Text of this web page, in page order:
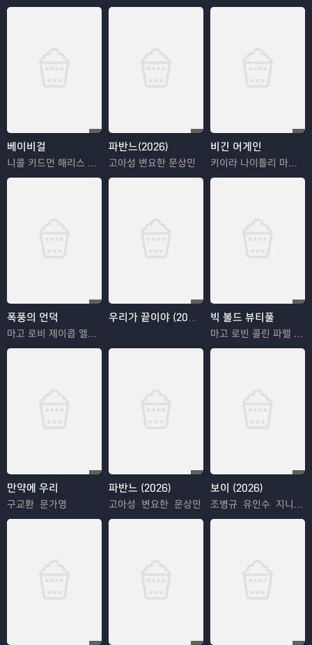
베이비걸
니콜 키드먼 해리스 딕킨슨 안토니오 반데라스
파반느(2026)
고아성 변요한 문상민
비긴 어게인
키이라 나이틀리 마크 러팔로 애덤 리바인 헤일리 스테인펠드
폭풍의 언덕
마고 로비 제이콥 엘로디
우리가 끝이야 (2024) 빅 볼드 뷰티풀
마고 로빈 콜린 파렐 케빈 클라인 피비 월러-브리지
만약에 우리
구교환 문가영
파반느 (2026)
고아성 변요한 문상민
보이 (2026)
조병규 유인수 지니 서인국